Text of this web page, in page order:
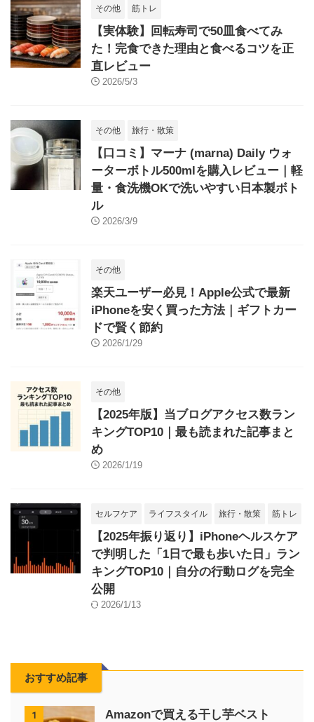
その他 筋トレ
【実体験】回転寿司で50皿食べてみ
た！完食できた理由と食べるコツを正
直レビュー
2026/5/3
その他 旅行・散策
【口コミ】マーナ (marna) Daily ウォ
ーターボトル500mlを購入レビュー｜軽
量・食洗機OKで洗いやすい日本製ボト
ル
2026/3/9
その他
楽天ユーザー必見！Apple公式で最新
iPhoneを安く買った方法｜ギフトカー
ドで賢く節約
2026/1/29
その他
【2025年版】当ブログアクセス数ラン
キングTOP10｜最も読まれた記事まと
め
2026/1/19
セルフケア ライフスタイル 旅行・散策 筋トレ
【2025年振り返り】iPhoneヘルスケア
で判明した「1日で最も歩いた日」ラン
キングTOP10｜自分の行動ログを完全
公開
2026/1/13
おすすめ記事
1 Amazonで買える干し芋ベスト